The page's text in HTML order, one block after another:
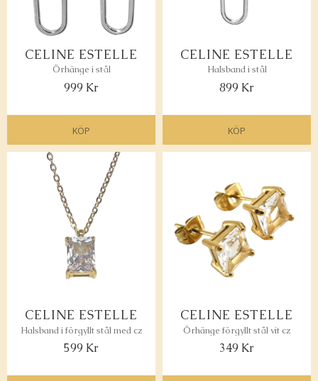
CELINE ESTELLE
Örhänge i stål
999 Kr
Lägg till i favoriter
KÖP
CELINE ESTELLE
Halsband i stål
899 Kr
KÖP
CELINE ESTELLE
Halsband i förgyllt stål med cz
599 Kr
CELINE ESTELLE
Örhänge förgyllt stål vit cz
349 Kr